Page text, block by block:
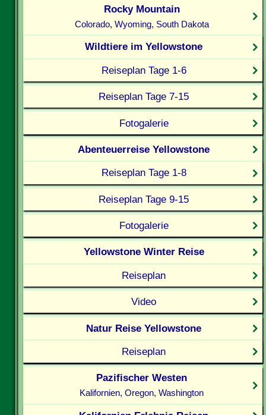
Rocky Mountain
Colorado, Wyoming, South Dakota
Wildtiere im Yellowstone
Reiseplan Tage 1-6
Reiseplan Tage 7-15
Fotogalerie
Abenteuerreise Yellowstone
Reiseplan Tage 1-8
Reiseplan Tage 9-15
Fotogalerie
Yellowstone Winter Reise
Reiseplan
Video
Natur Reise Yellowstone
Reiseplan
Pazifischer Westen
Kalifornien, Oregon, Washington